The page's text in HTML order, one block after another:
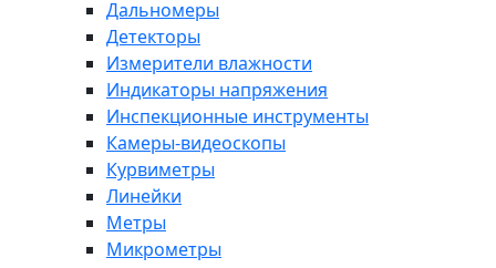
Дальномеры
Детекторы
Измерители влажности
Индикаторы напряжения
Инспекционные инструменты
Камеры-видеоскопы
Курвиметры
Линейки
Метры
Микрометры